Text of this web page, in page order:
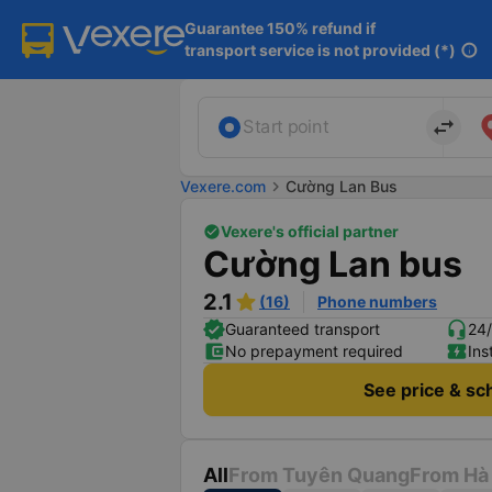
Guarantee 150% refund if
transport service is not provided (*) info
Start point import_export
Vexere.com chevron_right Cường Lan Bus
Vexere's official partner
Cường Lan bus
2.1 (16)
Phone numbers
Guaranteed transport
No prepayment required
See price &
AllFrom Tuyên QuangFrom